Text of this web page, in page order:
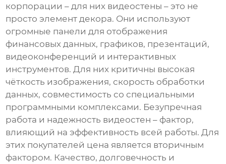
корпорации – для них видеостены – это не
просто элемент декора. Они используют
огромные панели для отображения
финансовых данных, графиков, презентаций,
видеоконференций и интерактивных
инструментов. Для них критичны высокая
чёткость изображения, скорость обработки
данных, совместимость со специальными
программными комплексами. Безупречная
работа и надежность видеостен – фактор,
влияющий на эффективность всей работы. Для
этих покупателей цена является вторичным
фактором. Качество, долговечность и